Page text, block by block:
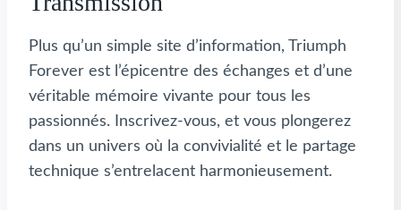
Plus qu’un simple site d’information, Triumph
Forever est l’épicentre des échanges et d’une
véritable mémoire vivante pour tous les
passionnés. Inscrivez-vous, et vous plongerez
dans un univers où la convivialité et le partage
technique s’entrelacent harmonieusement.